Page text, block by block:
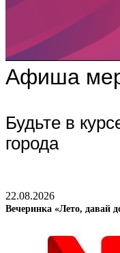
Афиша
Будьте в
города
22.08.2026
Вечеринка «Лето, давай